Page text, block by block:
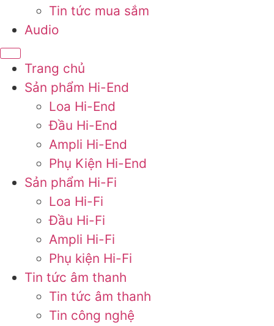
Tin tức mua sắm
Audio
Trang chủ
Sản phẩm Hi-End
Loa Hi-End
Đầu Hi-End
Ampli Hi-End
Phụ Kiện Hi-End
Sản phẩm Hi-Fi
Loa Hi-Fi
Đầu Hi-Fi
Ampli Hi-Fi
Phụ kiện Hi-Fi
Tin tức âm thanh
Tin tức âm thanh
Tin công nghệ